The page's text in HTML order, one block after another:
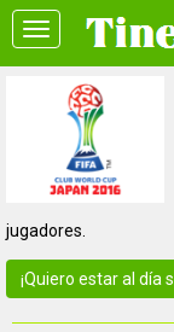
Toggle
navigation
jugadores.
¡Quiero estar al día